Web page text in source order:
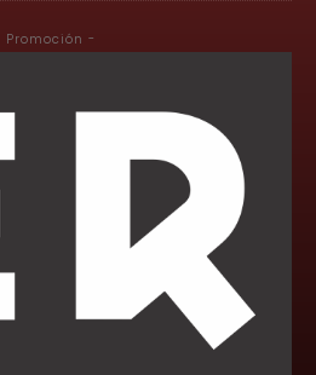
Promoción -